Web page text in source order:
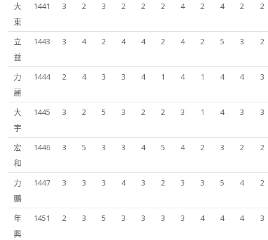
大
東
1441 3 2 3 2 2 2 4 2 4 2 2
立
益
1443 3 4 2 4 4 2 4 2 5 3 2
力
麗
1444 2 4 3 3 4 1 4 1 4 4 3
大
宇
1445 3 2 5 3 2 2 3 1 4 3 3
宏
和
1446 3 5 3 3 4 5 4 2 3 2 2
力
鵬
1447 3 3 3 4 3 2 3 3 5 4 2
年
興
1451 2 3 5 3 3 3 3 4 4 4 3